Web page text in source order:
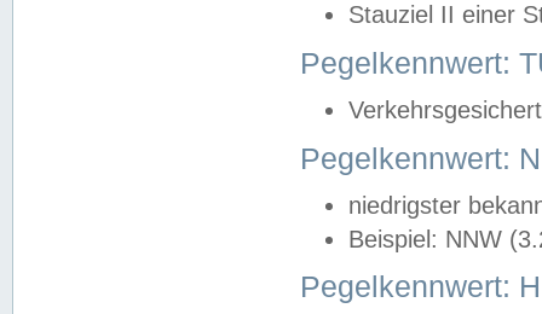
Stauziel II einer
Pegelkennwert:
Pegelkennwert:
niedrigster
Beispiel: NNW
Pegelkennwert: